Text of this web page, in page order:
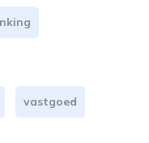
vastgoed